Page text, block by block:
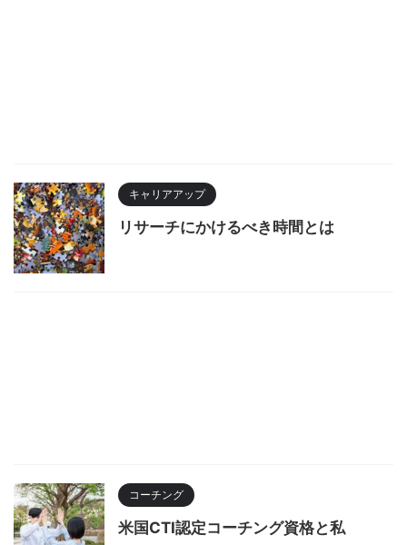
キャリアアップ
リサーチにかけるべき時間とは
コーチング
米国CTI認定コーチング資格と私